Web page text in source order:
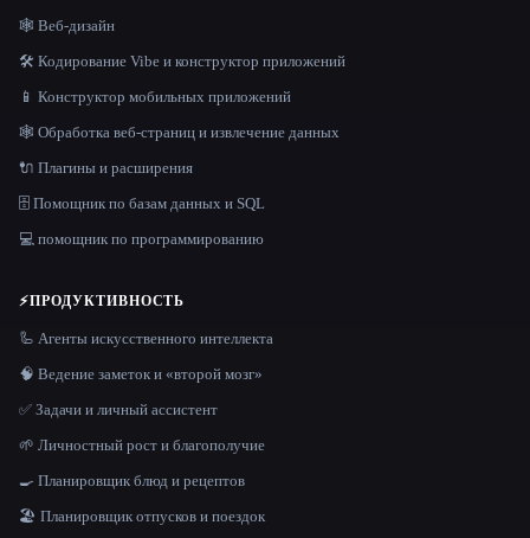
🕸 Веб-дизайн
🛠️ Кодирование Vibe и конструктор приложений
📱 Конструктор мобильных приложений
🕸️ Обработка веб-страниц и извлечение данных
🔌 Плагины и расширения
🗄️ Помощник по базам данных и SQL
💻 помощник по программированию
⚡ПРОДУКТИВНОСТЬ
🦾 Агенты искусственного интеллекта
🧠 Ведение заметок и «второй мозг»
✅ Задачи и личный ассистент
🌱 Личностный рост и благополучие
🍳 Планировщик блюд и рецептов
🏖 Планировщик отпусков и поездок